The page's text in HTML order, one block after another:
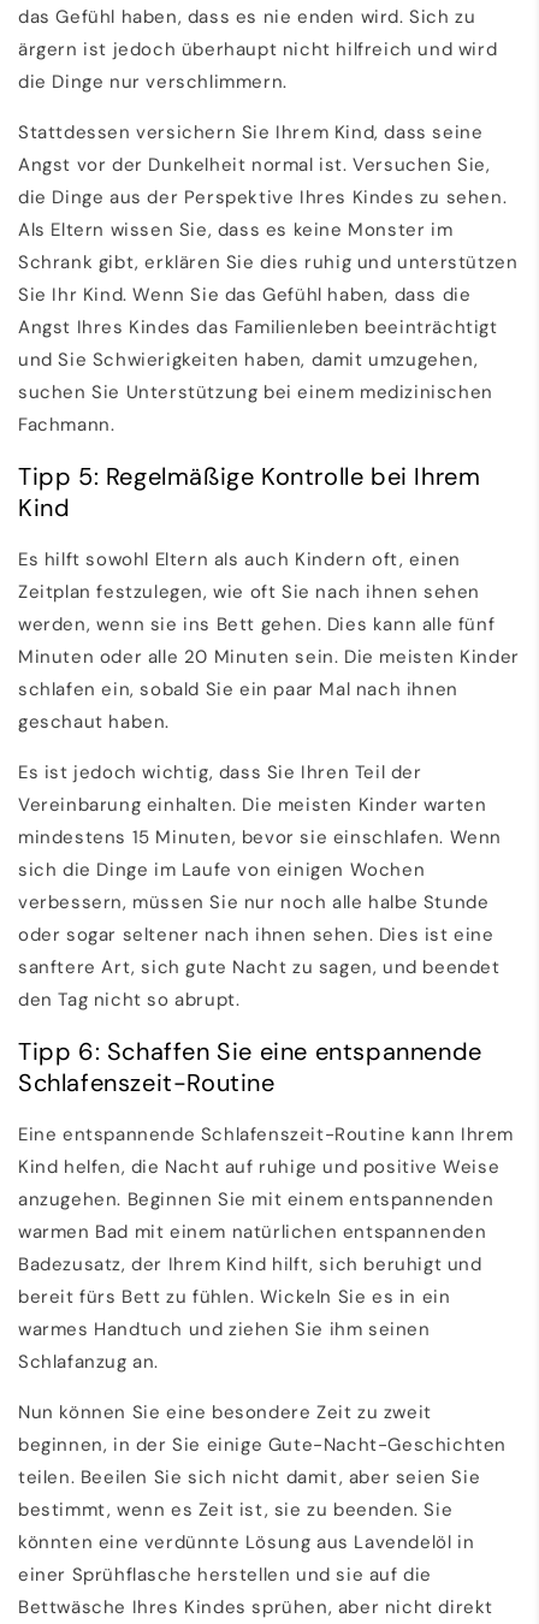
das Gefühl haben, dass es nie enden wird. Sich zu
ärgern ist jedoch überhaupt nicht hilfreich und wird
die Dinge nur verschlimmern.
Stattdessen versichern Sie Ihrem Kind, dass seine
Angst vor der Dunkelheit normal ist. Versuchen Sie,
die Dinge aus der Perspektive Ihres Kindes zu sehen.
Als Eltern wissen Sie, dass es keine Monster im
Schrank gibt, erklären Sie dies ruhig und unterstützen
Sie Ihr Kind. Wenn Sie das Gefühl haben, dass die
Angst Ihres Kindes das Familienleben beeinträchtigt
und Sie Schwierigkeiten haben, damit umzugehen,
suchen Sie Unterstützung bei einem medizinischen
Fachmann.
Tipp 5: Regelmäßige Kontrolle bei Ihrem
Kind
Es hilft sowohl Eltern als auch Kindern oft, einen
Zeitplan festzulegen, wie oft Sie nach ihnen sehen
werden, wenn sie ins Bett gehen. Dies kann alle fünf
Minuten oder alle 20 Minuten sein. Die meisten Kinder
schlafen ein, sobald Sie ein paar Mal nach ihnen
geschaut haben.
Es ist jedoch wichtig, dass Sie Ihren Teil der
Vereinbarung einhalten. Die meisten Kinder warten
mindestens 15 Minuten, bevor sie einschlafen. Wenn
sich die Dinge im Laufe von einigen Wochen
verbessern, müssen Sie nur noch alle halbe Stunde
oder sogar seltener nach ihnen sehen. Dies ist eine
sanftere Art, sich gute Nacht zu sagen, und beendet
den Tag nicht so abrupt.
Tipp 6: Schaffen Sie eine entspannende
Schlafenszeit-Routine
Eine entspannende Schlafenszeit-Routine kann Ihrem
Kind helfen, die Nacht auf ruhige und positive Weise
anzugehen. Beginnen Sie mit einem entspannenden
warmen Bad mit einem natürlichen entspannenden
Badezusatz, der Ihrem Kind hilft, sich beruhigt und
bereit fürs Bett zu fühlen. Wickeln Sie es in ein
warmes Handtuch und ziehen Sie ihm seinen
Schlafanzug an.
Nun können Sie eine besondere Zeit zu zweit
beginnen, in der Sie einige Gute-Nacht-Geschichten
teilen. Beeilen Sie sich nicht damit, aber seien Sie
bestimmt, wenn es Zeit ist, sie zu beenden. Sie
könnten eine verdünnte Lösung aus Lavendelöl in
einer Sprühflasche herstellen und sie auf die
Bettwäsche Ihres Kindes sprühen, aber nicht direkt